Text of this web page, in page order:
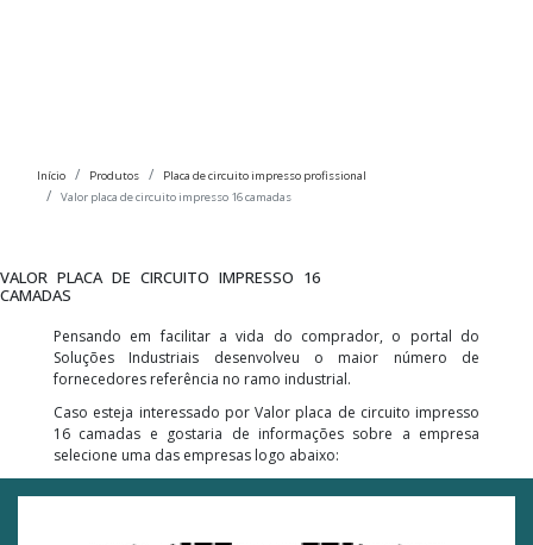
Início Produtos
Placa de circuito impresso profissional
Valor placa de circuito impresso 16 camadas
VALOR PLACA DE CIRCUITO IMPRESSO 16
CAMADAS
Pensando em facilitar a vida do comprador, o portal do
Soluções Industriais desenvolveu o maior número de
fornecedores referência no ramo industrial.
Caso esteja interessado por Valor placa de circuito impresso
16 camadas e gostaria de informações sobre a empresa
selecione uma das empresas logo abaixo: